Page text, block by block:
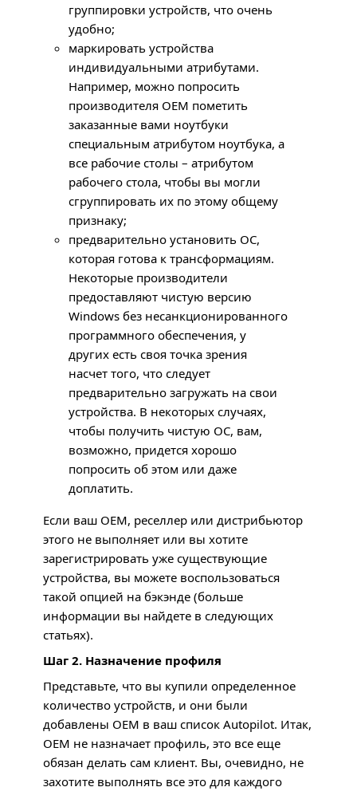
группировки устройств, что очень
удобно;
маркировать устройства
индивидуальными атрибутами.
Например, можно попросить
производителя OEM пометить
заказанные вами ноутбуки
специальным атрибутом ноутбука, а
все рабочие столы – атрибутом
рабочего стола, чтобы вы могли
сгруппировать их по этому общему
признаку;
предварительно установить ОС,
которая готова к трансформациям.
Некоторые производители
предоставляют чистую версию
Windows без несанкционированного
программного обеспечения, у
других есть своя точка зрения
насчет того, что следует
предварительно загружать на свои
устройства. В некоторых случаях,
чтобы получить чистую ОС, вам,
возможно, придется хорошо
попросить об этом или даже
доплатить.
Если ваш OEM, реселлер или дистрибьютор
этого не выполняет или вы хотите
зарегистрировать уже существующие
устройства, вы можете воспользоваться
такой опцией на бэкэнде (больше
информации вы найдете в следующих
статьях).
Шаг 2. Назначение профиля
Представьте, что вы купили определенное
количество устройств, и они были
добавлены OEM в ваш список Autopilot. Итак,
OEM не назначает профиль, это все еще
обязан делать сам клиент. Вы, очевидно, не
захотите выполнять все это для каждого